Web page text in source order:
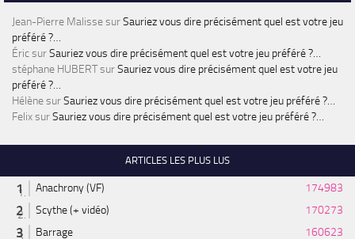
Jean-Pierre MalissesurSauriez vous dire précisément quel est votre jeu
préféré ?…
ÉricsurSauriez vous dire précisément quel est votre jeu préféré ?…
stéphane HUBERTsurSauriez vous dire précisément quel est votre jeu
préféré ?…
HélènesurSauriez vous dire précisément quel est votre jeu préféré ?…
FelixsurSauriez vous dire précisément quel est votre jeu préféré ?…
ARTICLES LES PLUS LUS
Anachrony (VF)
174983
Scythe (+ vidéo)
170273
Barrage
160623